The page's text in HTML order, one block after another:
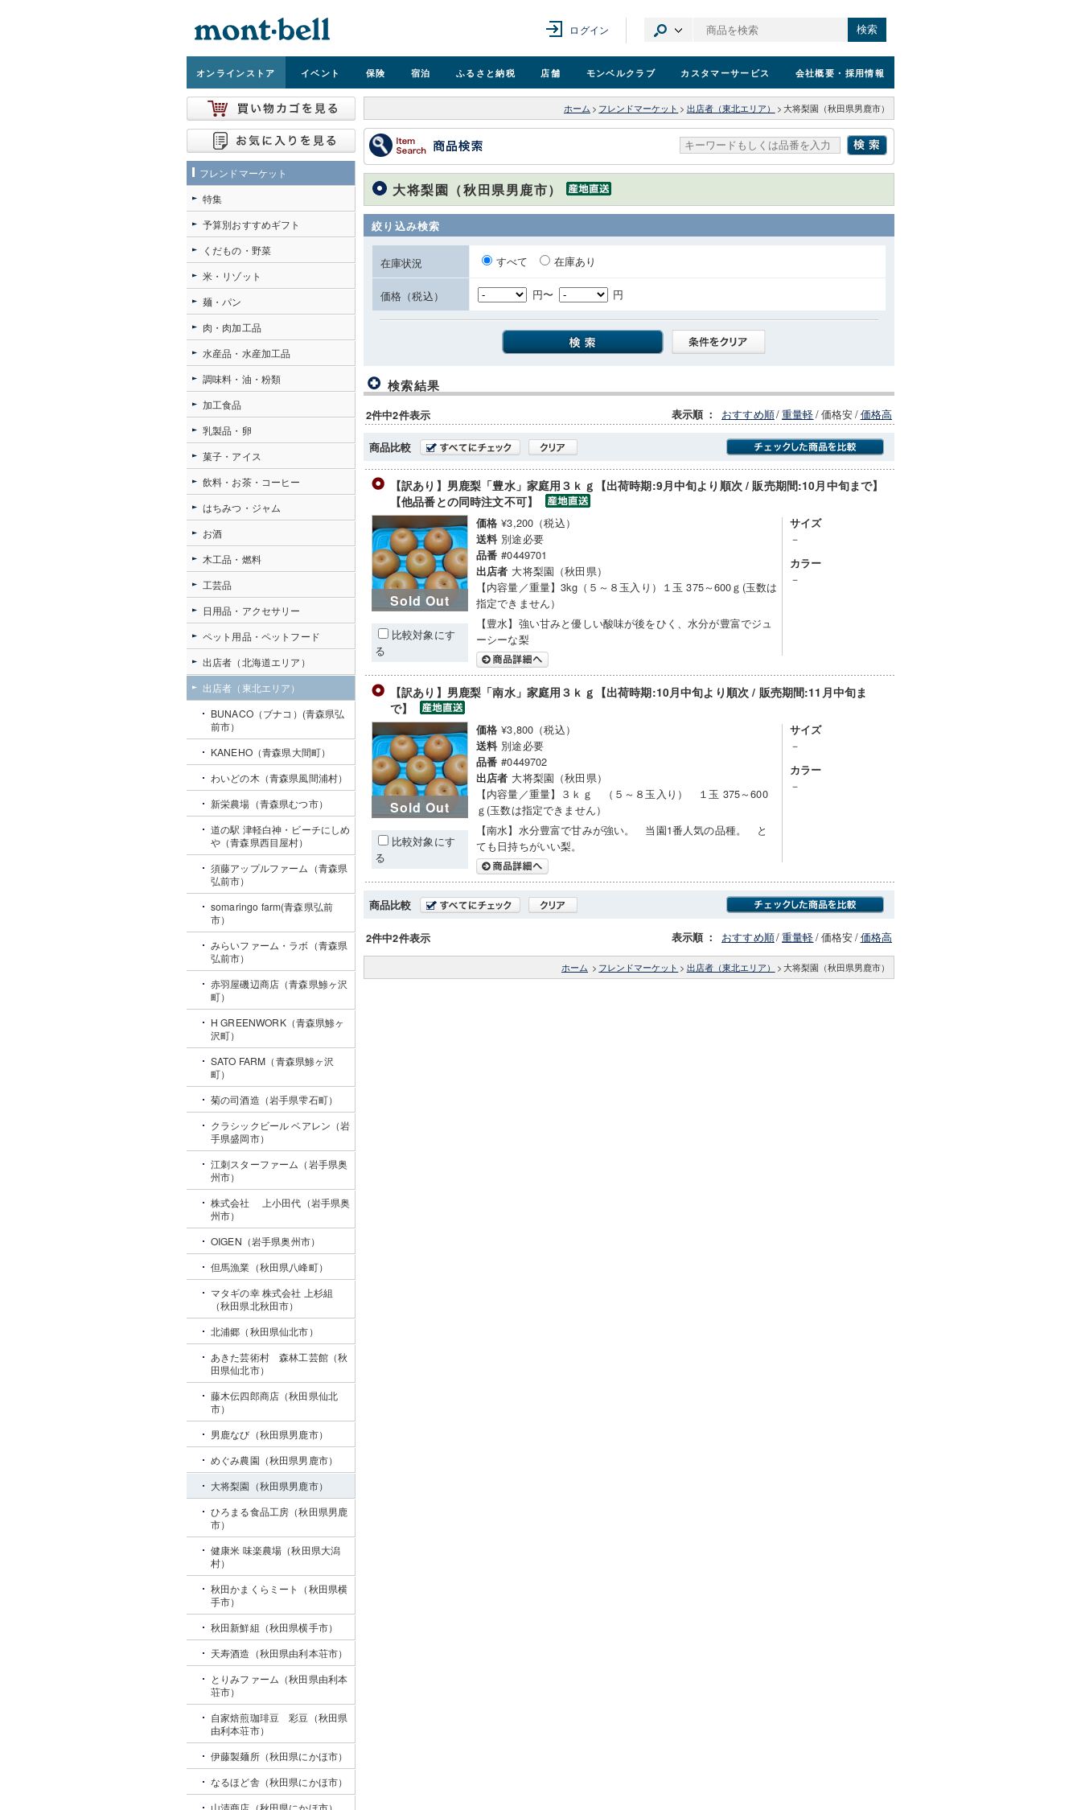
ログイン 検索
オンラインストア イベント 保険 宿泊 ふるさと納税 店舗 モンベルクラブ カスタマーサービス 会社概要 ・採用情報
ホーム > フレンドマーケット > 出店者（東北エリア） > 大将梨園（秋田県男鹿市）
大将梨園（秋田県男鹿市）
絞り込み検索
在庫状況 すべて 在庫あり
価格（税込） 円〜 円
検索結果
2件中2件表示 表示順 ： おすすめ順/重量軽/価格安/価格高
商品比較
商品にのみフォーカスする
【訳あり】男鹿梨「豊水」家庭用３ｋｇ【出荷時期:9月中旬より順次 / 販売期間:10月中旬まで】
【他品番との同時注文不可】
Sold Out
比較対象にす
る
価格 ¥3,200（税込）
送料 別途必要
品番 #0449701
出店者 大将梨園（秋田県）
【内容量／重量】3kg（５～８玉入り）１玉 375～600ｇ(玉数は
指定できません）
【豊水】強い甘みと優しい酸味が後をひく、水分が豊富でジュ
ーシーな梨
サイズ
－
カラー
－
【訳あり】男鹿梨「南水」家庭用３ｋｇ【出荷時期:10月中旬より順次 / 販売期間:11月中旬ま
で】
Sold Out
比較対象にす
る
価格 ¥3,800（税込）
送料 別途必要
品番 #0449702
出店者 大将梨園（秋田県）
【内容量／重量】３ｋｇ （５～８玉入り） １玉 375～600
ｇ(玉数は指定できません）
【南水】水分豊富で甘みが強い。 当園1番人気の品種。 と
ても日持ちがいい梨。
サイズ
－
カラー
－
商品比較
2件中2件表示 表示順 ： おすすめ順/重量軽/価格安/価格高
ホーム > フレンドマーケット > 出店者（東北エリア） > 大将梨園（秋田県男鹿市）
フレンドマーケット
特集
予算別おすすめギフト
くだもの・野菜
米・リゾット
麺・パン
肉・肉加工品
水産品・水産加工品
調味料・油・粉類
加工食品
乳製品・卵
菓子・アイス
飲料・お茶・コーヒー
はちみつ・ジャム
お酒
木工品・燃料
工芸品
日用品・アクセサリー
ペット用品・ペットフード
出店者（北海道エリア）
出店者（東北エリア）
BUNACO（ブナコ）(青森県弘
前市）
KANEHO（青森県大間町）
わいどの木（青森県風間浦村）
新栄農場（青森県むつ市）
道の駅 津軽白神・ビーチにしめ
や（青森県西目屋村）
須藤アップルファーム（青森県
弘前市）
somaringo farm(青森県弘前
市）
みらいファーム・ラボ（青森県
弘前市）
赤羽屋磯辺商店（青森県鯵ヶ沢
町）
H GREENWORK（青森県鯵ヶ
沢町）
SATO FARM（青森県鯵ヶ沢
町）
菊の司酒造（岩手県雫石町）
クラシックビール ベアレン（岩
手県盛岡市）
江刺スターファーム（岩手県奥
州市）
株式会社 上小田代（岩手県奥
州市）
OIGEN（岩手県奥州市）
但馬漁業（秋田県八峰町）
マタギの幸 株式会社 上杉組
（秋田県北秋田市）
北浦郷（秋田県仙北市）
あきた芸術村 森林工芸館（秋
田県仙北市）
藤木伝四郎商店（秋田県仙北
市）
男鹿なび（秋田県男鹿市）
めぐみ農園（秋田県男鹿市）
大将梨園（秋田県男鹿市）
ひろまる食品工房（秋田県男鹿
市）
健康米 味楽農場（秋田県大潟
村）
秋田かまくらミート（秋田県横
手市）
秋田新鮮組（秋田県横手市）
天寿酒造（秋田県由利本荘市）
とりみファーム（秋田県由利本
荘市）
自家焙煎珈琲豆 彩豆（秋田県
由利本荘市）
伊藤製麺所（秋田県にかほ市）
なるほど舎（秋田県にかほ市）
山清商店（秋田県にかほ市）